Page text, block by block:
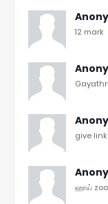
12 mark
give
ஹாய்